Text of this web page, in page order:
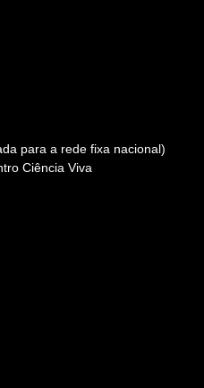
para a rede fixa nacional)
Ciência Viva